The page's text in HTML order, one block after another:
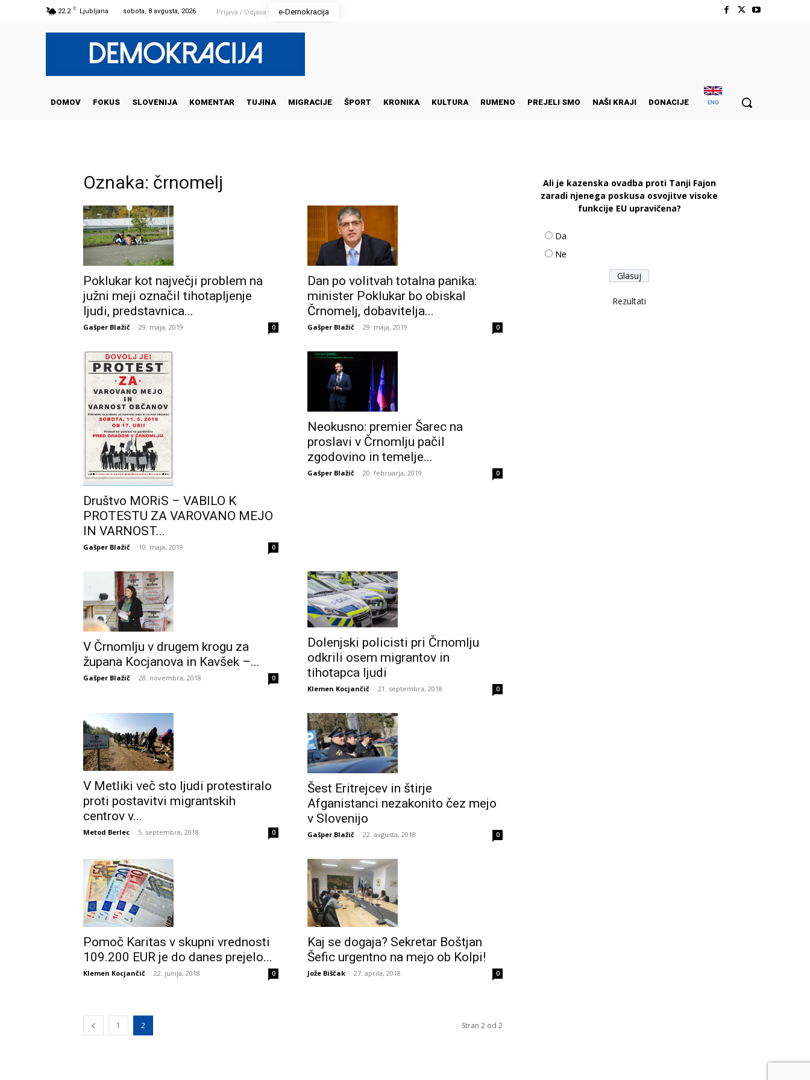
22.2 C Ljubljana sobota, 8 avgusta, 2026 Prijava / Odjava e-Demokracija
DOMOV FOKUS SLOVENIJA KOMENTAR TUJINA MIGRACIJE ŠPORT KRONIKA KULTURA RUMENO PREJELI SMO NAŠI KRAJI DONACIJE ENG
Oznaka: črnomelj
Poklukar kot največji problem na
južni meji označil tihotapljenje
ljudi, predstavnica...
Gašper Blažič - 29. maja, 2019 0
Dan po volitvah totalna panika:
minister Poklukar bo obiskal
Črnomelj, dobavitelja...
Gašper Blažič - 29. maja, 2019 0
Društvo MORiS – VABILO K
PROTESTU ZA VAROVANO MEJO
IN VARNOST...
Gašper Blažič - 10. maja, 2019 0
Neokusno: premier Šarec na
proslavi v Črnomlju pačil
zgodovino in temelje...
Gašper Blažič - 20. februarja, 2019 0
V Črnomlju v drugem krogu za
župana Kocjanova in Kavšek –...
Gašper Blažič - 28. novembra, 2018 0
Dolenjski policisti pri Črnomlju
odkrili osem migrantov in
tihotapca ljudi
Klemen Kocjančič - 21. septembra, 2018 0
V Metliki več sto ljudi protestiralo
proti postavitvi migrantskih
centrov v...
Metod Berlec - 5. septembra, 2018 0
Šest Eritrejcev in štirje
Afganistanci nezakonito čez mejo
v Slovenijo
Gašper Blažič - 22. avgusta, 2018 0
Pomoč Karitas v skupni vrednosti
109.200 EUR je do danes prejelo...
Klemen Kocjančič - 22. junija, 2018 0
Kaj se dogaja? Sekretar Boštjan
Šefic urgentno na mejo ob Kolpi!
Jože Biščak - 27. aprila, 2018 0
1 2 Stran 2 od 2
Ali je kazenska ovadba proti Tanji Fajon
zaradi njenega poskusa osvojitve visoke
funkcije EU upravičena?
Da
Ne
Rezultati